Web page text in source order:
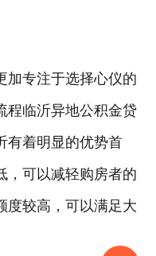
加专注于选择心仪的
程临沂异地公积金贷
有着明显的优势首
，可以减轻购房者的
度较高，可以满足大